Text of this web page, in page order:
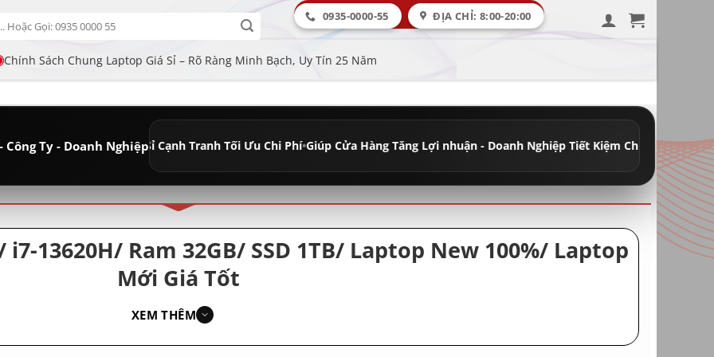
0935-0000-55 ĐỊA CHỈ: 8:00-20:00
Chính Sách Chung Laptop Giá Sỉ – Rõ Ràng Minh Bạch, Uy Tín 25 Năm
loại
Công Ty - Doanh Nghiệp
Dài•Giá Sỉ Cạnh Tranh Tối Ưu Chi Phí• Giúp Cửa Hàng Tăng Lợi nhuận - Doanh Nghiệp Tiết Kiệm Chi Phí•Đầy Đủ Máy Học Tập -
13620H/ Ram 32GB/ SSD 1TB/ Laptop New 100%/ Laptop
Mới Giá Tốt
XEM THÊM